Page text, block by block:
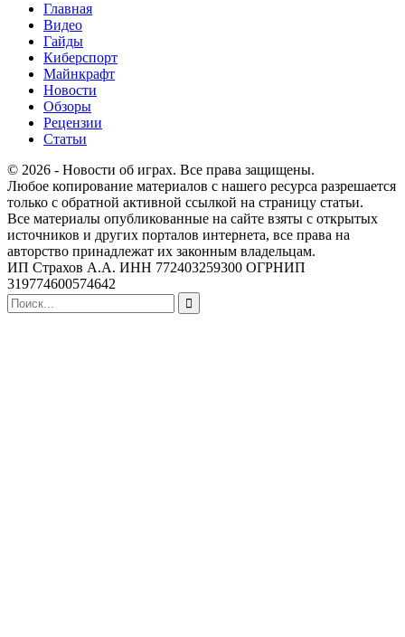
Главная
Видео
Гайды
Киберспорт
Майнкрафт
Новости
Обзоры
Рецензии
Статьи
© 2026 - Новости об играх. Все права защищены.
Любое копирование материалов с нашего ресурса разрешается
только с обратной активной ссылкой на страницу статьи.
Все материалы опубликованные на сайте взяты с открытых
источников и других порталов интернета, все права на
авторство принадлежат их законным владельцам.
ИП Страхов А.А. ИНН 772403259300 ОГРНИП
319774600574642